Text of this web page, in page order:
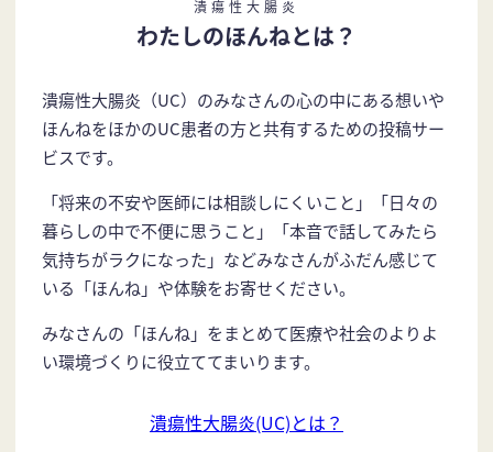
潰瘍性大腸炎
わたしのほんねとは？
潰瘍性大腸炎（UC）のみなさんの心の中にある想いや
ほんねをほかのUC患者の方と共有するための投稿サー
ビスです。
「将来の不安や医師には相談しにくいこと」「日々の
暮らしの中で不便に思うこと」「本音で話してみたら
気持ちがラクになった」などみなさんがふだん感じて
いる「ほんね」や体験をお寄せください。
みなさんの「ほんね」をまとめて医療や社会のよりよ
い環境づくりに役立ててまいります。
潰瘍性大腸炎(UC)とは？